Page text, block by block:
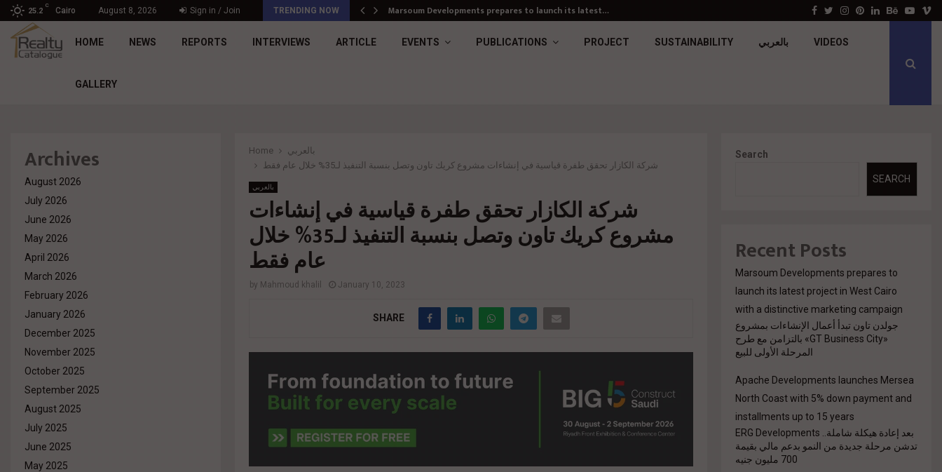
25.2
C
Cairo August 8, 2026 Sign in / Join TRENDING NOW د. محمد راشد: Market Dynamics أصبحت المعيار… Marsoum Developments prepares to launch its latest… جولدن تاون تبدأ أعمال الإنشاءات بمشروع «GT… Facebook
Twitter
Instagram
Pinterest
LinkedinBehance
HOME NEWS REPORTS INTERVIEWS ARTICLE EVENTS PUBLICATIONS PROJECT SUSTAINABILITY بالعربي VIDEOS
GALLERY
Home
بالعربي
شركة الكازار تحقق طفرة قياسية في إنشاءات مشروع كريك تاون وتصل بنسبة التنفيذ لـ35% خلال عام فقط
بالعربي
شركة الكازار تحقق طفرة قياسية في إنشاءات
مشروع كريك تاون وتصل بنسبة التنفيذ لـ35% خلال
عام فقط
by Mahmoud khalil January 10, 2023
SHARE
Archives
August 2026
July 2026
June 2026
May 2026
April 2026
March 2026
February 2026
January 2026
December 2025
November 2025
October 2025
September 2025
August 2025
July 2025
June 2025
May 2025
Search
SEARCH
Recent Posts
Marsoum Developments prepares to
launch its latest project in West Cairo
with a distinctive marketing campaign
جولدن تاون تبدأ أعمال الإنشاءات بمشروع
«GT Business City» بالتزامن مع طرح
المرحلة الأولى للبيع
Apache Developments launches Mersea
North Coast with 5% down payment and
installments up to 15 years
بعد إعادة هيكلة شاملة.. ERG Developments
تدشن مرحلة جديدة من النمو بدعم مالي بقيمة
700 مليون جنيه